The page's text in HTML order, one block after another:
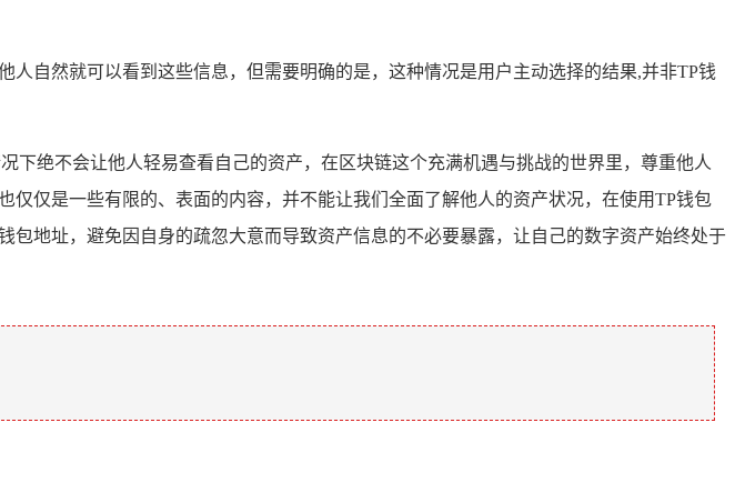
自然就可以看到这些信息，但需要明确的是，这种情况是用户主动选择的结果,并非TP钱
绝不会让他人轻易查看自己的资产，在区块链这个充满机遇与挑战的世界里，尊重他人
仅是一些有限的、表面的内容，并不能让我们全面了解他人的资产状况，在使用TP钱包
地址，避免因自身的疏忽大意而导致资产信息的不必要暴露，让自己的数字资产始终处于